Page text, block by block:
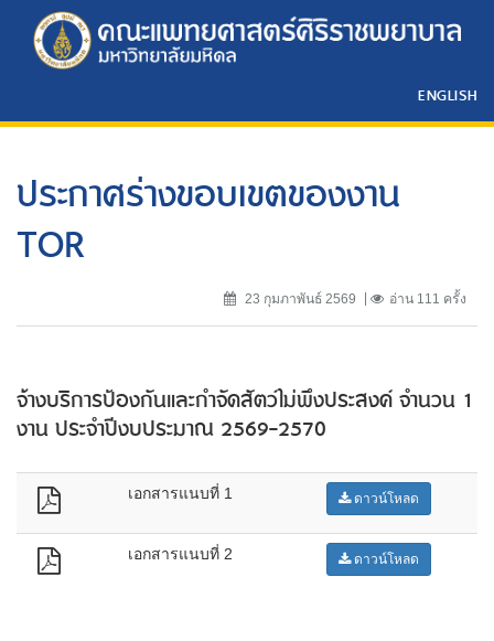
ENGLISH
ประกาศร่างขอบเขตของงาน
TOR
23 กุมภาพันธ์ 2569 อ่าน 111 ครั้ง
จ้างบริการป้องกันและกำจัดสัตว์ไม่พึงประสงค์ จำนวน 1
งาน ประจำปีงบประมาณ 2569-2570
เอกสารแนบที่ 1 ดาวน์โหลด
เอกสารแนบที่ 2 ดาวน์โหลด